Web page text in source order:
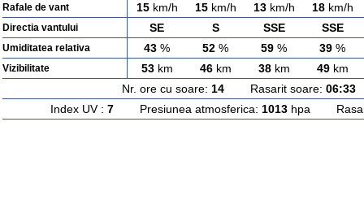
Rafale de vant 15km/h 15km/h 13km/h 18km/h
Directia vantului SE S SSE SSE
Umiditatea relativa 43 % 52 % 59 % 39 %
Vizibilitate 53km 46km 38km 49km
Nr. ore cu soare: 14Rasarit soare: 06:33
Index UV : 7Presiunea atmosferica: 1013hpa